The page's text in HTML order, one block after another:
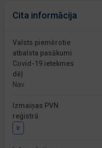
Cita informācija
Valsts piemērotie
atbalsta pasākumi
Covid-19 ietekmes
dēļ
Nav
Izmaiņas PVN
reģistrā
Ir